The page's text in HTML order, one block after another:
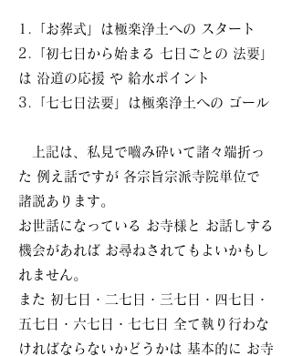
1.「お葬式」は極楽浄土への スタート
2.「初七日から始まる 七日ごとの 法要」
は 沿道の応援 や 給水ポイント
3.「七七日法要」は極楽浄土への ゴール
上記は、私見で嚙み砕いて諸々端折っ
た 例え話ですが 各宗旨宗派寺院単位で
諸説あります。
お世話になっている お寺様と お話しする
機会があれば お尋ねされてもよいかもし
れません。
また 初七日・二七日・三七日・四七日・
五七日・六七日・七七日 全て執り行わな
ければならないかどうかは 基本的に お寺